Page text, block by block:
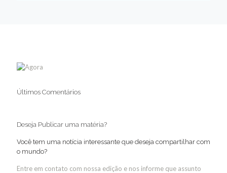
Últimos Comentários
Deseja Publicar uma matéria?
Você tem uma notícia interessante que deseja compartilhar com
o mundo?
Entre em contato com nossa edição e nos informe que assunto